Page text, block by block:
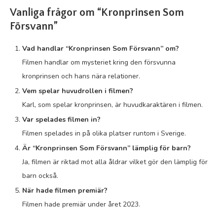
Vanliga frågor om “Kronprinsen Som
Försvann”
Vad handlar “Kronprinsen Som Försvann” om?
Filmen handlar om mysteriet kring den försvunna
kronprinsen och hans nära relationer.
Vem spelar huvudrollen i filmen?
Karl, som spelar kronprinsen, är huvudkaraktären i filmen.
Var spelades filmen in?
Filmen spelades in på olika platser runtom i Sverige.
Är “Kronprinsen Som Försvann” lämplig för barn?
Ja, filmen är riktad mot alla åldrar vilket gör den lämplig för
barn också.
När hade filmen premiär?
Filmen hade premiär under året 2023.